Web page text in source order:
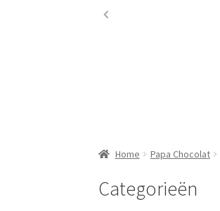
Home Papa Chocolat
Categorieën